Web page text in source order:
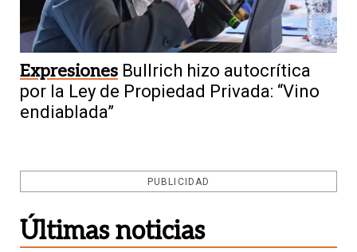
Expresiones Bullrich hizo autocrítica
por la Ley de Propiedad Privada: “Vino
endiablada”
PUBLICIDAD
Últimas noticias